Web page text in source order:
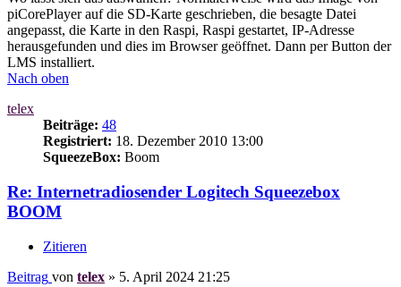
piCorePlayer auf die SD-Karte geschrieben, die besagte Datei
angepasst, die Karte in den Raspi, Raspi gestartet, IP-Adresse
herausgefunden und dies im Browser geöffnet. Dann per Button der
LMS installiert.
Nach oben
telex
Beiträge: 48
Registriert: 18. Dezember 2010 13:00
SqueezeBox: Boom
Re: Internetradiosender Logitech Squeezebox
BOOM
Zitieren
Beitrag von telex » 5. April 2024 21:25